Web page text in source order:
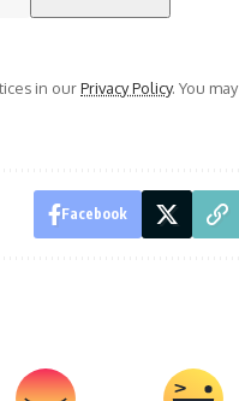
in ourPrivacy Policy. You may
Facebook